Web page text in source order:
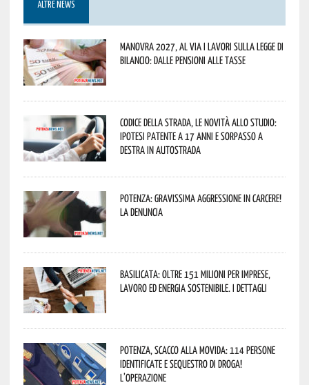
ALTRE NEWS
Manovra 2027, al via i lavori sulla Legge di
Bilancio: dalle pensioni alle tasse
Codice della strada, le novità allo studio:
ipotesi patente a 17 anni e sorpasso a
destra in autostrada
Potenza: gravissima aggressione in Carcere!
La denuncia
Basilicata: oltre 151 milioni per imprese,
lavoro ed energia sostenibile. I dettagli
Potenza, scacco alla movida: 114 persone
identificate e sequestro di droga!
L’operazione